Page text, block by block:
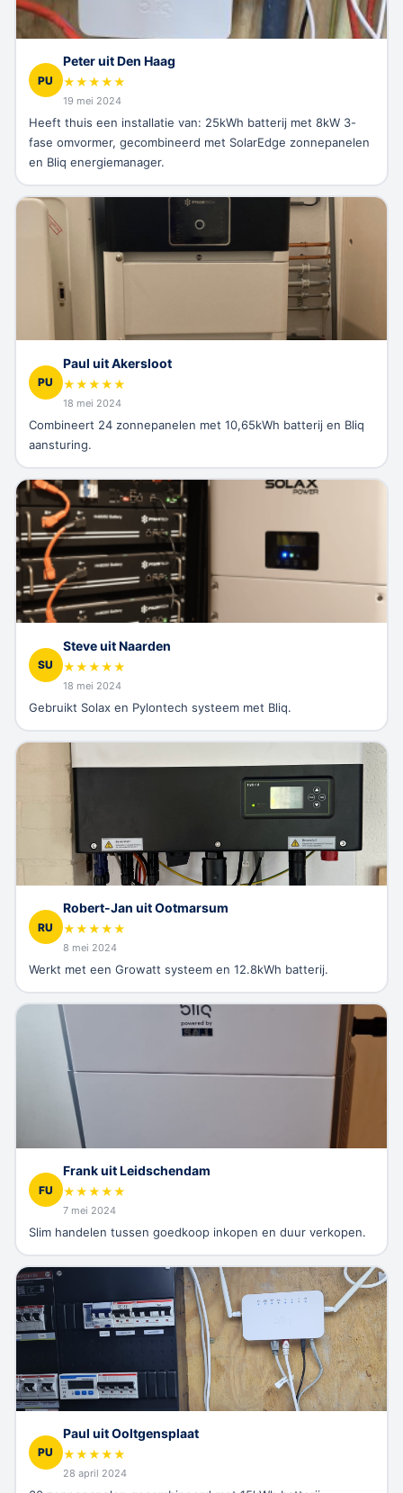
PU
Peter uit Den Haag
★★★★★
19 mei 2024
Heeft thuis een installatie van: 25kWh batterij met 8kW 3-
fase omvormer, gecombineerd met SolarEdge zonnepanelen
en Bliq energiemanager.
PU
Paul uit Akersloot
★★★★★
18 mei 2024
Combineert 24 zonnepanelen met 10,65kWh batterij en Bliq
aansturing.
SU
Steve uit Naarden
★★★★★
18 mei 2024
Gebruikt Solax en Pylontech systeem met Bliq.
RU
Robert-Jan uit Ootmarsum
★★★★★
8 mei 2024
Werkt met een Growatt systeem en 12.8kWh batterij.
FU
Frank uit Leidschendam
★★★★★
7 mei 2024
Slim handelen tussen goedkoop inkopen en duur verkopen.
PU
Paul uit Ooltgensplaat
★★★★★
28 april 2024